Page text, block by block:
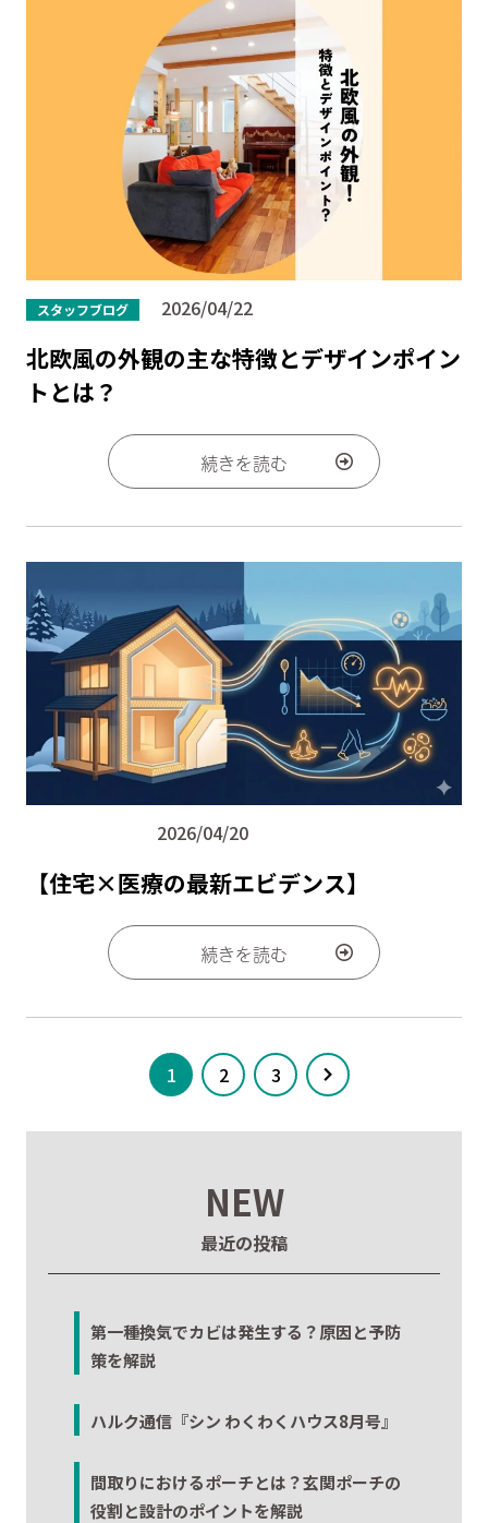
スタッフブログ 2026/04/22
北欧風の外観の主な特徴とデザインポイン
トとは？
続きを読む
2026/04/20
【住宅×医療の最新エビデンス】
続きを読む
1 2 3
NEW
最近の投稿
第一種換気でカビは発生する？原因と予防
策を解説
ハルク通信『シン わくわくハウス8月号』
間取りにおけるポーチとは？玄関ポーチの
役割と設計のポイントを解説